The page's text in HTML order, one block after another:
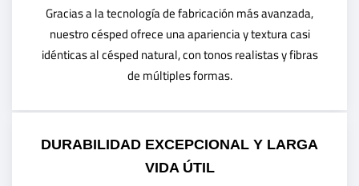
Gracias a la tecnología de fabricación más avanzada,
nuestro césped ofrece una apariencia y textura casi
idénticas al césped natural, con tonos realistas y fibras
de múltiples formas.
DURABILIDAD EXCEPCIONAL Y LARGA
VIDA ÚTIL